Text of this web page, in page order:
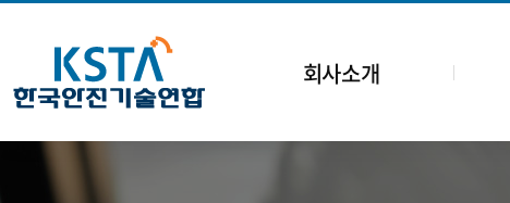
회사소개